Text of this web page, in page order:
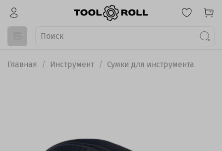
Главная Инструмент Сумки для инструмента